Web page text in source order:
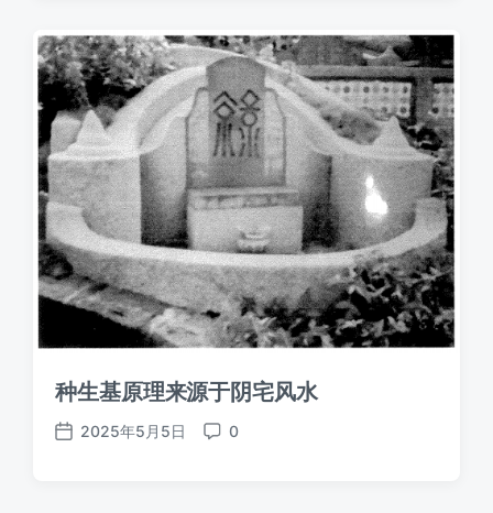
种生基原理来源于阴宅风水
发
2025年5月5日
评
0